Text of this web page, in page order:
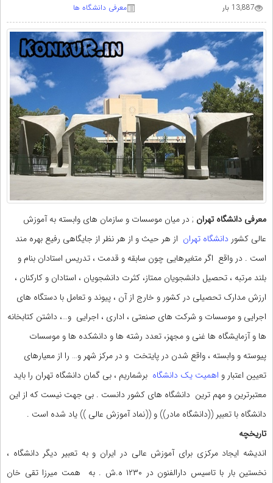
13,887 بار معرفی دانشگاه ها
معرفی دانشگاه تهران ; در میان موسسات و سازمان های وابسته به آموزش
عالی کشور دانشگاه تهران از هر حیث و از هر نظر از جایگاهی رفیع بهره مند
است . در واقع اگر متغیرهایی چون سابقه و قدمت ، تدریس استادان بنام و
بلند مرتبه ، تحصیل دانشجویان ممتاز، کثرت دانشجویان ، استادان و کارکنان ،
ارزش مدارک تحصیلی در کشور و خارج از آن ، پیوند و تعامل با دستگاه های
اجرایی و موسسات و شرکت های صنعتی ، اداری ، اجرایی و…، داشتن کتابخانه
ها و آزمایشگاه ها غنی و مجهز، تعدد رشته ها و دانشکده ها و موسسات
پیوسته و وابسته ، واقع شدن در پایتخت و در مرکز شهر و… را از معیارهای
تعیین اعتبار و اهمیت یک دانشگاه برشماریم ، بی گمان دانشگاه تهران را باید
معتبرترین و مهم ترین دانشگاه های کشور دانست . بی جهت نیست که از این
دانشگاه با تعبیر ((دانشگاه مادر)) و ((نماد آموزش عالی )) یاد شده است .
تاریخچه
اندیشه ایجاد مرکزی برای آموزش عالی در ایران و به تعبیر دیگر دانشگاه ،
نخستین بار با تاسیس دارالفنون در ۱۲۳۰ ه.ش . به همت میرزا تقی خان